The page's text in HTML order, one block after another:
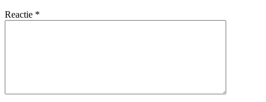
Reactie *